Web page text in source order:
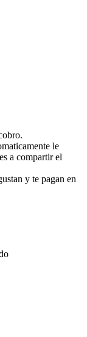
le
a compartir el
y te pagan en